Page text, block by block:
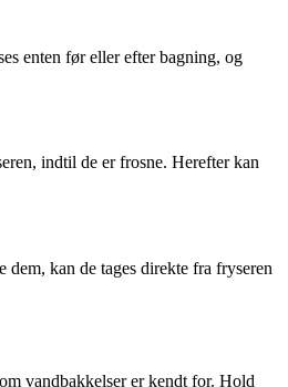
enten før eller efter bagning, og
indtil de er frosne. Herefter kan
kan de tages direkte fra fryseren
vandbakkelser er kendt for. Hold